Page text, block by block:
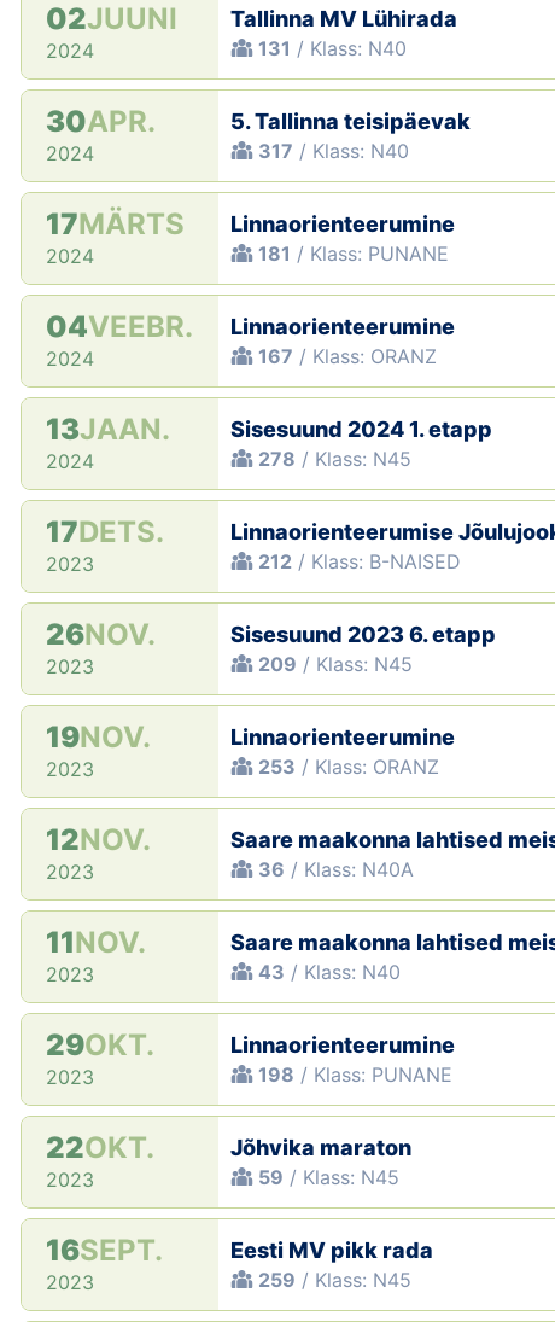
02JUUNI
2024
Tallinna MV Lühirada
131 / Klass: N40
30APR.
2024
5. Tallinna teisipäevak
317 / Klass: N40
17MÄRTS
2024
Linnaorienteerumine
181 / Klass: PUNANE
04VEEBR.
2024
Linnaorienteerumine
167 / Klass: ORANZ
13JAAN.
2024
Sisesuund 2024 1. etapp
278 / Klass: N45
17DETS.
2023
Linnaorienteerumise
212 / Klass: B-NAISED
26NOV.
2023
Sisesuund 2023 6. etapp
209 / Klass: N45
19NOV.
2023
Linnaorienteerumine
253 / Klass: ORANZ
12NOV.
2023
Saare maakonna lahtised
36 / Klass: N40A
11NOV.
2023
Saare maakonna lahtised
43 / Klass: N40
29OKT.
2023
Linnaorienteerumine
198 / Klass: PUNANE
22OKT.
2023
Jõhvika maraton
59 / Klass: N45
16SEPT.
2023
Eesti MV pikk rada
259 / Klass: N45